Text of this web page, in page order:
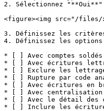
2. Sélectionnez
<figure><img src="/files/
3. Définissez les
4. Définissez les
* [ ] Avec comptes soldés
* [ ] Avec écritures
* [ ] Exclure les
* [ ] Rupture par code
* [ ] Avec écritures en
* [ ] Avec centralisation
* [ ] Avec le détail des
* [ ] Inclure les